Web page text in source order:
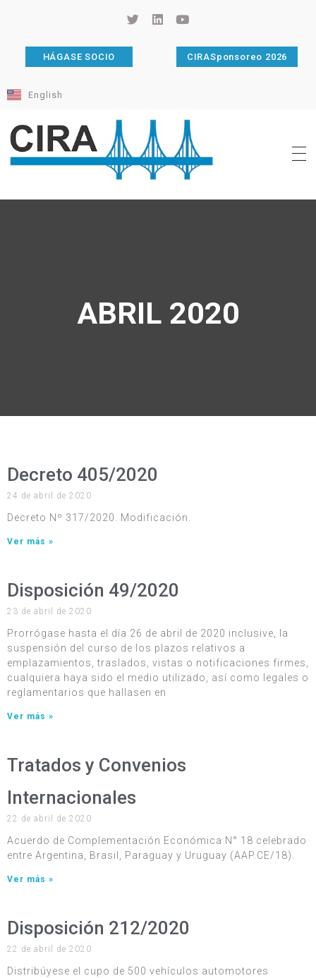
HÁGASE SOCIO CIRASponsoreo 2026
English
ABRIL 2020
Decreto 405/2020
24 de abril de 2020
Decreto Nº 317/2020. Modificación.
Ver más »
Disposición 49/2020
23 de abril de 2020
Prorrógase hasta el día 26 de abril de 2020 inclusive, la
suspensión del curso de los plazos relativos a
emplazamientos, traslados, vistas o notificaciones firmes,
cualquiera haya sido el medio utilizado, así como legales o
reglamentarios que hallasen en
Ver más »
Tratados y Convenios
Internacionales
22 de abril de 2020
Acuerdo de Complementación Económica N° 18 celebrado
entre Argentina, Brasil, Paraguay y Uruguay (AAP.CE/18).
Ver más »
Disposición 212/2020
22 de abril de 2020
Distribúyese el cupo de 500 vehículos automotores